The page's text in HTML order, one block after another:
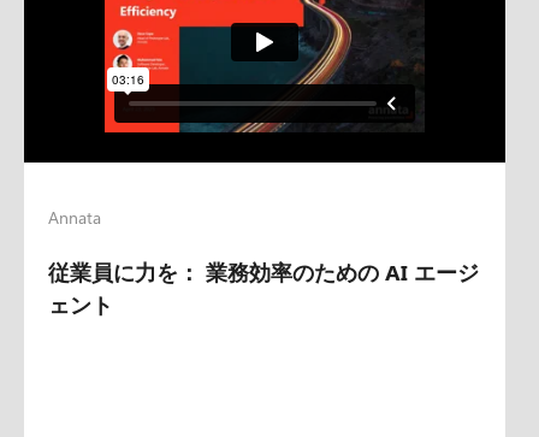
Annata
従業員に力を： 業務効率のための AI エージ
ェント